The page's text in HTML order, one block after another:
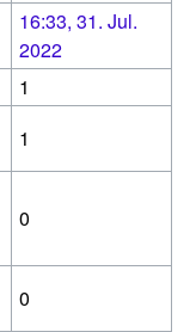
16:33, 31. Jul.
2022
1
1
0
0